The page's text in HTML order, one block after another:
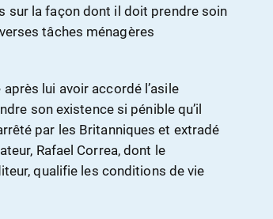
sur la façon dont il doit prendre soin
tâches ménagères
lui avoir accordé l’asile
son existence si pénible qu’il
par les Britanniques et extradé
Rafael Correa, dont le
qualifie les conditions de vie